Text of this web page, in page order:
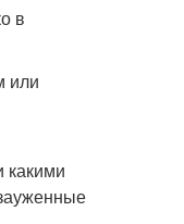
в
или
какими